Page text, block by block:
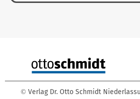
© Verlag Dr. Otto Schmidt